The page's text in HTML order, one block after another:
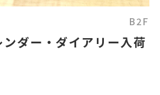
B2F
ダー・ダイアリー入荷